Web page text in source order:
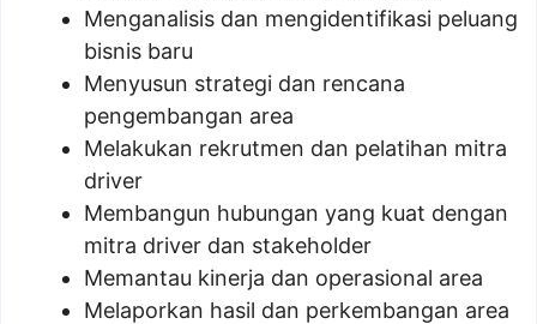
Menganalisis dan mengidentifikasi peluang
bisnis baru
Menyusun strategi dan rencana
pengembangan area
Melakukan rekrutmen dan pelatihan mitra
driver
Membangun hubungan yang kuat dengan
mitra driver dan stakeholder
Memantau kinerja dan operasional area
Melaporkan hasil dan perkembangan area